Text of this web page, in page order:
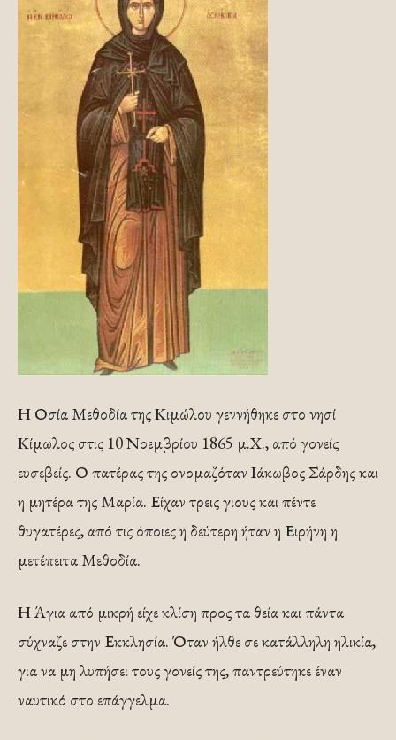
Η Οσία Μεθοδία της Κιμώλου γεννήθηκε στο νησί
Κίμωλος στις 10 Νοεμβρίου 1865 μ.Χ., από γονείς
ευσεβείς. Ο πατέρας της ονομαζόταν Ιάκωβος Σάρδης και
η μητέρα της Μαρία. Είχαν τρεις γιους και πέντε
θυγατέρες, από τις όποιες η δεύτερη ήταν η Ειρήνη η
μετέπειτα Μεθοδία.
Η Άγια από μικρή είχε κλίση προς τα θεία και πάντα
σύχναζε στην Εκκλησία. Όταν ήλθε σε κατάλληλη ηλικία,
για να μη λυπήσει τους γονείς της, παντρεύτηκε έναν
ναυτικό στο επάγγελμα.